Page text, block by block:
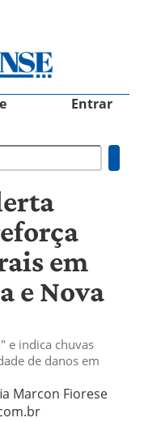
Entrar
em
e Nova
e indica chuvas
de danos em
Marcon Fiorese